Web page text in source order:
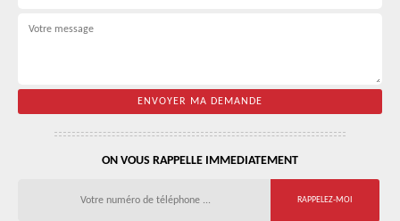
ON VOUS RAPPELLE IMMEDIATEMENT